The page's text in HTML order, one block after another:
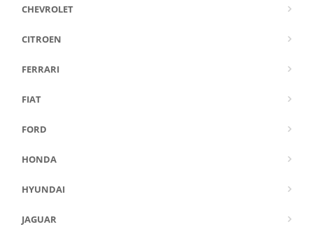
CHEVROLET
CITROEN
FERRARI
FIAT
FORD
HONDA
HYUNDAI
JAGUAR